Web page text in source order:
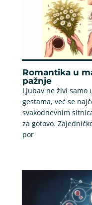
Romantika u
pažnje
Ljubav ne živi
gestama, već se
svakodnevnim
za gotovo.
por